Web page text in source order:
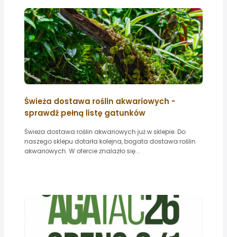
Świeża dostawa roślin akwariowych -
sprawdź pełną listę gatunków
Świeża dostawa roślin akwariowych już w sklepie. Do
naszego sklepu dotarła kolejna, bogata dostawa roślin
akwariowych. W ofercie znalazło się...